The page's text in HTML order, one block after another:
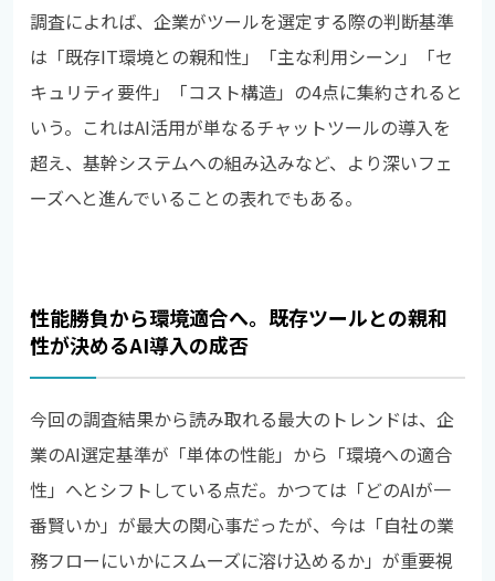
調査によれば、企業がツールを選定する際の判断基準
は「既存IT環境との親和性」「主な利用シーン」「セ
キュリティ要件」「コスト構造」の4点に集約されると
いう。これはAI活用が単なるチャットツールの導入を
超え、基幹システムへの組み込みなど、より深いフェ
ーズへと進んでいることの表れでもある。
性能勝負から環境適合へ。既存ツールとの親和
性が決めるAI導入の成否
今回の調査結果から読み取れる最大のトレンドは、企
業のAI選定基準が「単体の性能」から「環境への適合
性」へとシフトしている点だ。かつては「どのAIが一
番賢いか」が最大の関心事だったが、今は「自社の業
務フローにいかにスムーズに溶け込めるか」が重要視